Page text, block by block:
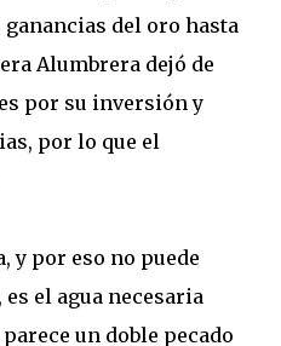
del oro hasta
Alumbrera dejó de
por su inversión y
por lo que el
y por eso no puede
el agua necesaria
un doble pecado